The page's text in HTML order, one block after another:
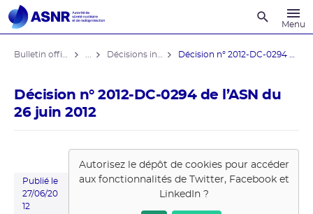
Menu
Décision n° 2012-DC-0294 de l’ASN du
26 juin 2012
Publié le
27/06/20
12
Autorisez le dépôt de cookies pour accéder
aux fonctionnalités de Twitter, Facebook et
LinkedIn?